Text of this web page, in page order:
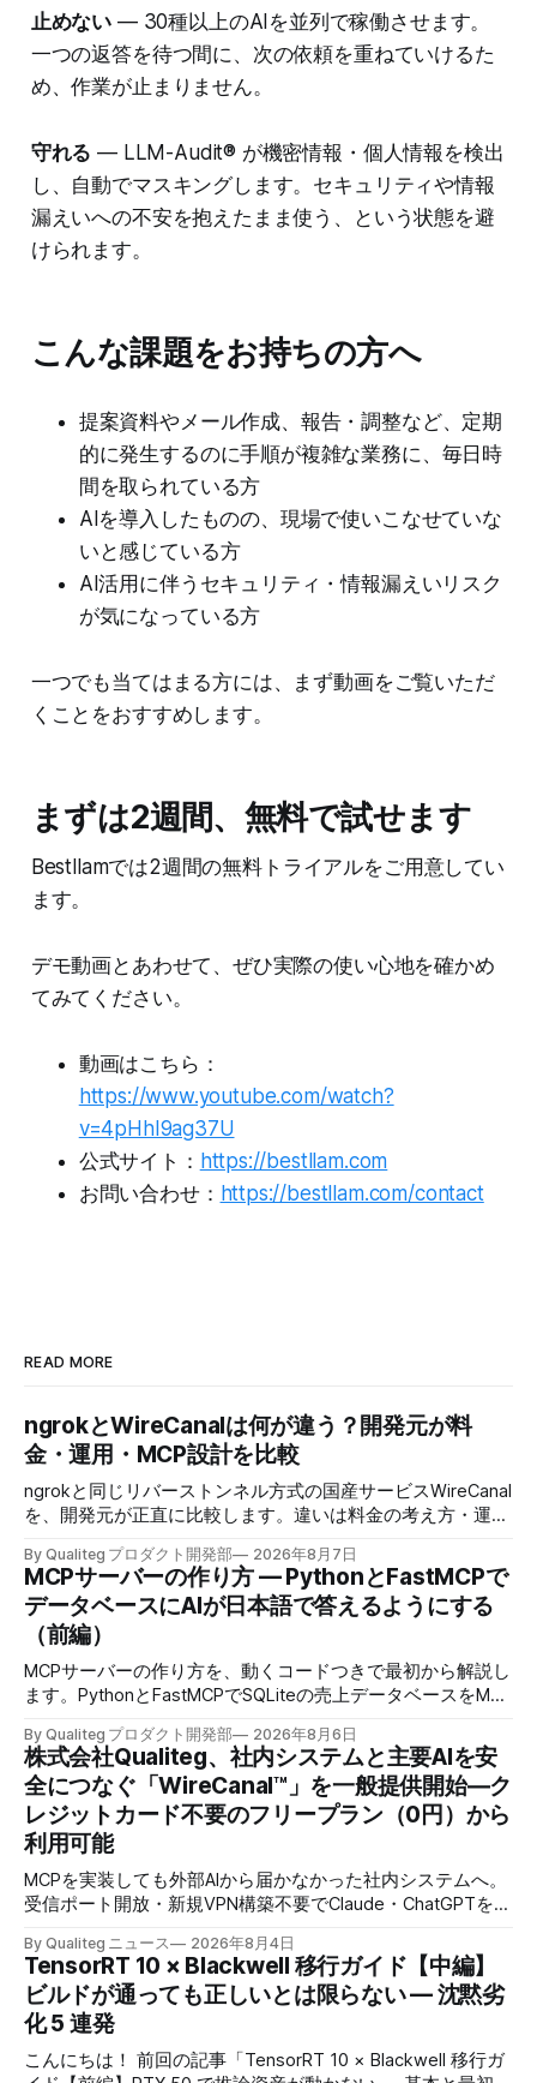
止めない — 30種以上のAIを並列で稼働させます。
一つの返答を待つ間に、次の依頼を重ねていけるた
め、作業が止まりません。
守れる — LLM-Audit® が機密情報・個人情報を検出
し、自動でマスキングします。セキュリティや情報
漏えいへの不安を抱えたまま使う、という状態を避
けられます。
こんな課題をお持ちの方へ
提案資料やメール作成、報告・調整など、定期
的に発生するのに手順が複雑な業務に、毎日時
間を取られている方
AIを導入したものの、現場で使いこなせていな
いと感じている方
AI活用に伴うセキュリティ・情報漏えいリスク
が気になっている方
一つでも当てはまる方には、まず動画をご覧いただ
くことをおすすめします。
まずは2週間、無料で試せます
Bestllamでは2週間の無料トライアルをご用意してい
ます。
デモ動画とあわせて、ぜひ実際の使い心地を確かめ
てみてください。
動画はこちら：
https://www.youtube.com/watch?
v=4pHhI9ag37U
公式サイト： https://bestllam.com
お問い合わせ： https://bestllam.com/contact
READ MORE
ngrokとWireCanalは何が違う？開発元が料
金・運用・MCP設計を比較
ngrokと同じリバーストンネル方式の国産サービスWireCanal
を、開発元が正直に比較します。違いは料金の考え方・運用
By Qualiteg プロダクト開発部 2026年8月7日
MCPサーバーの作り方 — PythonとFastMCPで
データベースにAIが日本語で答えるようにする
（前編）
MCPサーバーの作り方を、動くコードつきで最初から解説し
ます。PythonとFastMCPでSQLiteの売上データベースをMCP
返すところまで作ります。
By Qualiteg プロダクト開発部 2026年8月6日
株式会社Qualiteg、社内システムと主要AIを安
全につなぐ「WireCanal™」を一般提供開始―ク
レジットカード不要のフリープラン（0円）から
利用可能
MCPを実装しても外部AIから届かなかった社内システムへ。
受信ポート開放・新規VPN構築不要でClaude・ChatGPTを安
By Qualiteg ニュース 2026年8月4日
TensorRT 10 × Blackwell 移行ガイド【中編】
ビルドが通っても正しいとは限らない — 沈黙劣
化 5 連発
こんにちは！ 前回の記事「TensorRT 10 × Blackwell 移行ガ